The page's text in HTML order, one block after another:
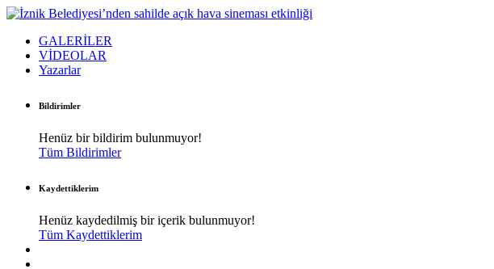
GALERİLER
VİDEOLAR
Yazarlar
Bildirimler
Henüz bir bildirim bulunmuyor!
Tüm Bildirimler
Kaydettiklerim
Henüz kaydedilmiş bir içerik bulunmuyor!
Tüm Kaydettiklerim